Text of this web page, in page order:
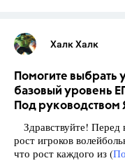
Халк Халк
Помогите выбрать
базовый уровень
Под
Здравствуйте!
рост игроков
что рост каждого из (